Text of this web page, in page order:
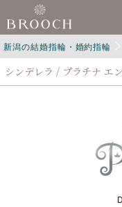
新潟の結婚指輪・婚約指輪
シンデレラ / プラチナ エ